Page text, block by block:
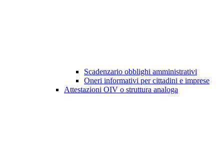
Scadenzario obblighi amministrativi
Oneri informativi per cittadini e imprese
Attestazioni OIV o struttura analoga